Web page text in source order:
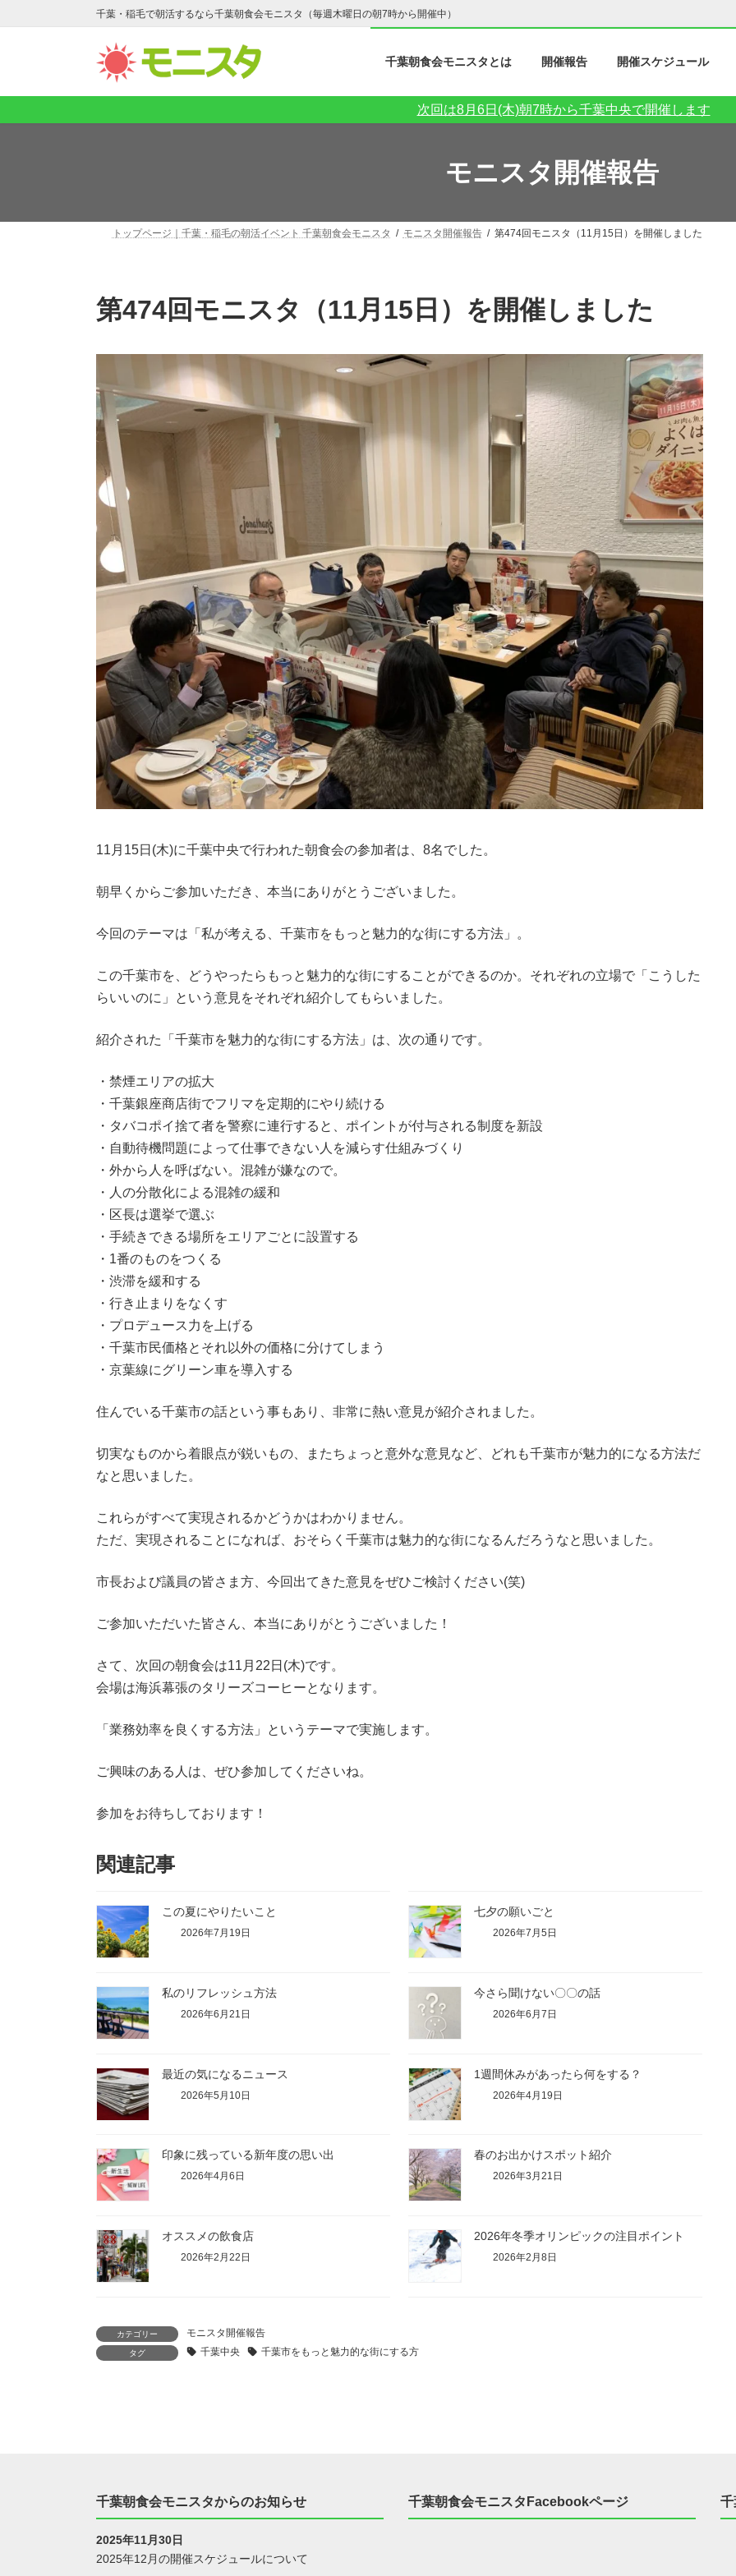
ン
へ
キ
ビ
ョ
に
千葉・稲毛で朝活するなら千葉朝食会モニスタ（毎週木曜日の朝7時から開催中）
千葉朝食会モニスタとは 開催報告 開催スケジュール
次回は8月6日(木)朝7時から千葉中央で開催します
モニスタ開催報告
トップページ｜千葉・稲毛の朝活イベント 千葉朝食会モニスタ モニスタ開催報告 第474回モニスタ（11月15日）を開催しました
第474回モニスタ（11月15日）を開催しました
11月15日(木)に千葉中央で行われた朝食会の参加者は、8名でした。
朝早くからご参加いただき、本当にありがとうございました。
今回のテーマは「私が考える、千葉市をもっと魅力的な街にする方法」。
この千葉市を、どうやったらもっと魅力的な街にすることができるのか。それぞれの立場で「こうした
らいいのに」という意見をそれぞれ紹介してもらいました。
紹介された「千葉市を魅力的な街にする方法」は、次の通りです。
・禁煙エリアの拡大
・千葉銀座商店街でフリマを定期的にやり続ける
・タバコポイ捨て者を警察に連行すると、ポイントが付与される制度を新設
・自動待機問題によって仕事できない人を減らす仕組みづくり
・外から人を呼ばない。混雑が嫌なので。
・人の分散化による混雑の緩和
・区長は選挙で選ぶ
・手続きできる場所をエリアごとに設置する
・1番のものをつくる
・渋滞を緩和する
・行き止まりをなくす
・プロデュース力を上げる
・千葉市民価格とそれ以外の価格に分けてしまう
・京葉線にグリーン車を導入する
住んでいる千葉市の話という事もあり、非常に熱い意見が紹介されました。
切実なものから着眼点が鋭いもの、またちょっと意外な意見など、どれも千葉市が魅力的になる方法だ
なと思いました。
これらがすべて実現されるかどうかはわかりません。
ただ、実現されることになれば、おそらく千葉市は魅力的な街になるんだろうなと思いました。
市長および議員の皆さま方、今回出てきた意見をぜひご検討ください(笑)
ご参加いただいた皆さん、本当にありがとうございました！
さて、次回の朝食会は11月22日(木)です。
会場は海浜幕張のタリーズコーヒーとなります。
「業務効率を良くする方法」というテーマで実施します。
ご興味のある人は、ぜひ参加してくださいね。
参加をお待ちしております！
関連記事
この夏にやりたいこと
2026年7月19日
七夕の願いごと
2026年7月5日
私のリフレッシュ方法
2026年6月21日
今さら聞けない〇〇の話
2026年6月7日
最近の気になるニュース
2026年5月10日
1週間休みがあったら何をする？
2026年4月19日
印象に残っている新年度の思い出
2026年4月6日
春のお出かけスポット紹介
2026年3月21日
オススメの飲食店
2026年2月22日
2026年冬季オリンピックの注目ポイント
2026年2月8日
カテゴリー モニスタ開催報告
タグ 千葉中央 千葉市をもっと魅力的な街にする方
千葉朝食会モニスタからのお知らせ
2025年11月30日
2025年12月の開催スケジュールについて
千葉朝食会モニスタFacebookページ 千